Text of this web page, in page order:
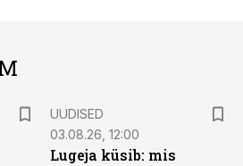
UUDISED
03.08.26, 12:00
Lugeja küsib: mis